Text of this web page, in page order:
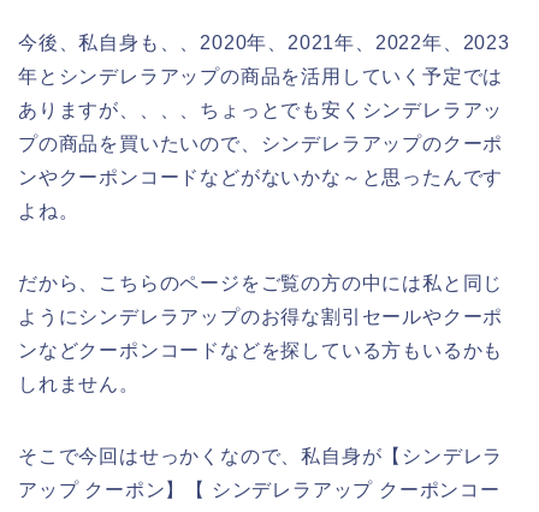
今後、私自身も、、2020年、2021年、2022年、2023
年とシンデレラアップの商品を活用していく予定では
ありますが、、、、ちょっとでも安くシンデレラアッ
プの商品を買いたいので、シンデレラアップのクーポ
ンやクーポンコードなどがないかな～と思ったんです
よね。
だから、こちらのページをご覧の方の中には私と同じ
ようにシンデレラアップのお得な割引セールやクーポ
ンなどクーポンコードなどを探している方もいるかも
しれません。
そこで今回はせっかくなので、私自身が【シンデレラ
アップ クーポン】【 シンデレラアップ クーポンコー